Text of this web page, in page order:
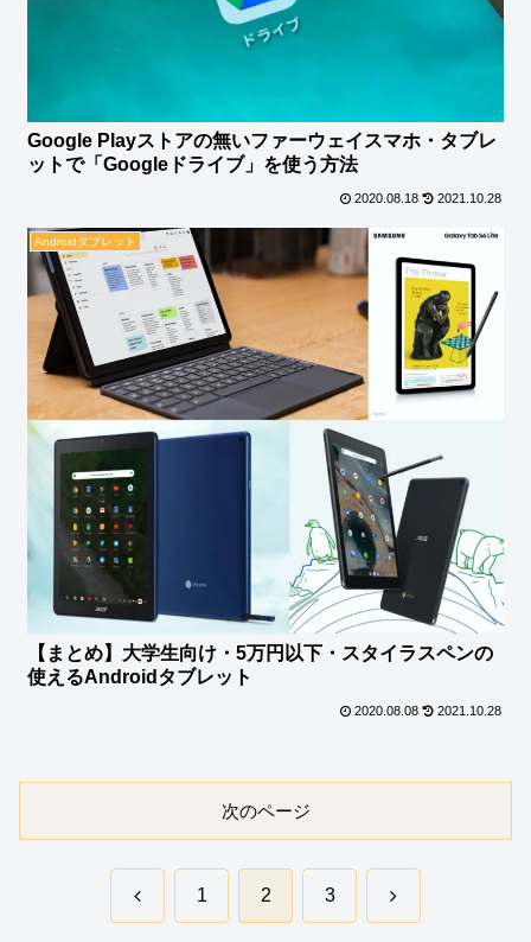
Google Playストアの無いファーウェイスマホ・タブレ
ットで「Googleドライブ」を使う方法
2020.08.18 2021.10.28
Androidタブレット
【まとめ】大学生向け・5万円以下・スタイラスペンの
使えるAndroidタブレット
2020.08.08 2021.10.28
次のページ
前 1 2 3 次